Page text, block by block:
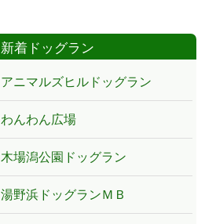
新着ドッグラン
アニマルズヒルドッグラン
わんわん広場
木場潟公園ドッグラン
湯野浜ドッグランＭＢ